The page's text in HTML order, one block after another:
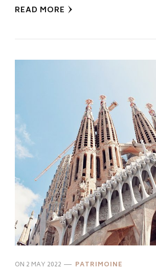
READ MORE
ON 2 MAY 2022 PATRIMOINE